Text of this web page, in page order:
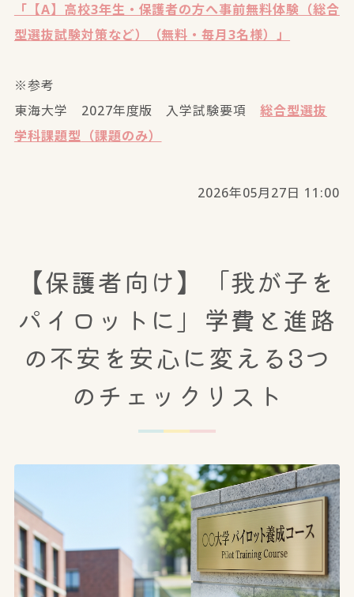
「【A】高校3年生・保護者の方へ事前無料体験（総合
型選抜試験対策など）（無料・毎月3名様）」
※参考
東海大学 2027年度版 入学試験要項総合型選抜
学科課題型 （課題のみ）
2026年05月27日 11:00
【保護者向け】「我が子を
パイロットに」学費と進路
の不安を安心に変える3つ
のチェックリスト